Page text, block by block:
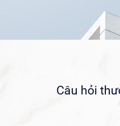
Câu hỏi